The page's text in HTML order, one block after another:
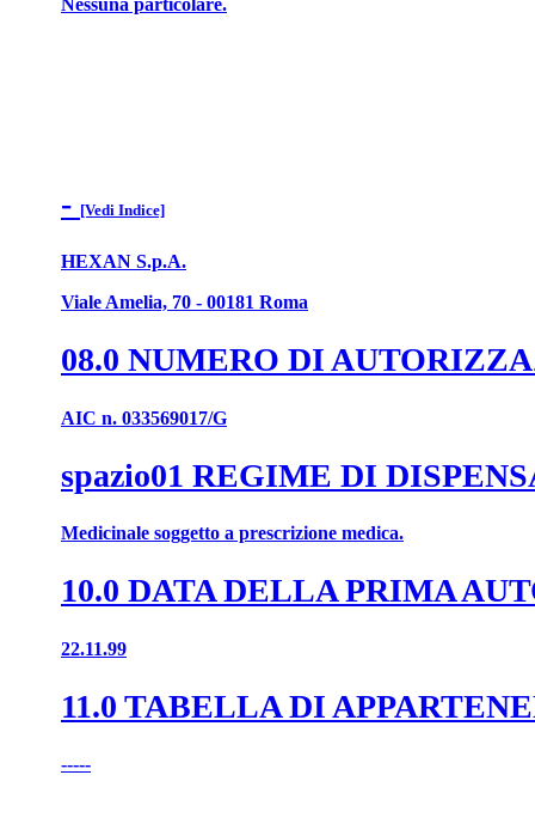
Nessuna particolare.
- [Vedi Indice]
HEXAN S.p.A.
Viale Amelia, 70 - 00181 Roma
08.0 NUMERO DI
AIC n. 033569017/G
spazio01 REGIME DI
Medicinale soggetto a prescrizione medica.
10.0 DATA DELLA PRIMA
22.11.99
11.0 TABELLA DI
-----